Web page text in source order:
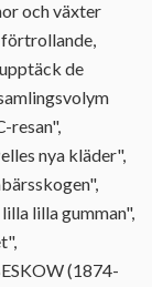
och växter
förtrollande,
de
resan",
nya kläder",
lilla gumman",
(1874-